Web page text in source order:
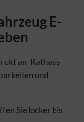
E-
am Rathaus
und
Sie locker bis